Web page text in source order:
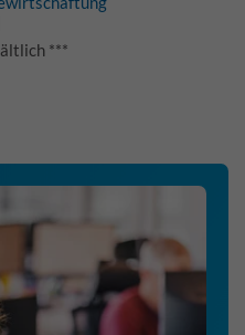
***